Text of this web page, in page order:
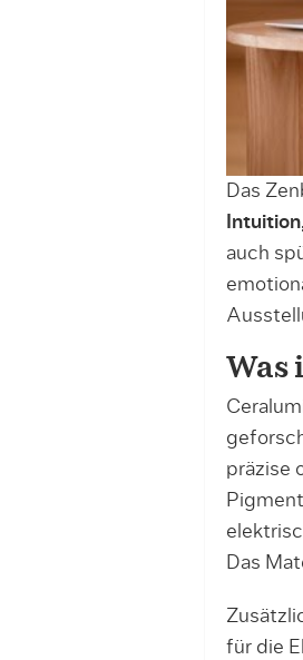
Das
auch
Was
präzise
Das
für die